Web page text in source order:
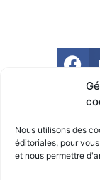
Nous utilisons des
éditoriales, pour
et nous permettre